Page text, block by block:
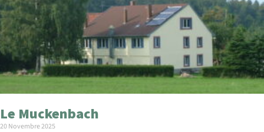
Le Muckenbach
20 Novembre 2025